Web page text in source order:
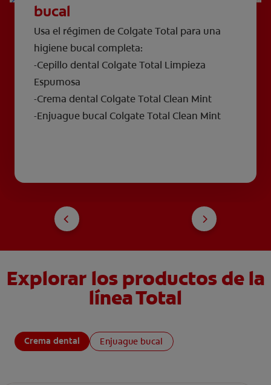
bucal
Usa el régimen de Colgate Total para una
higiene bucal completa:
-Cepillo dental Colgate Total Limpieza
Espumosa
-Crema dental Colgate Total Clean Mint
-Enjuague bucal Colgate Total Clean Mint
Explorar los productos de la
línea Total
Crema dental Enjuague bucal